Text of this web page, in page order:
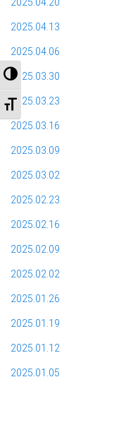
Nagy kontraszt váltása
Betűméret váltása
2025.04.13
2025.04.06
2025.03.30
2025.03.23
2025.03.16
2025.03.09
2025.03.02
2025.02.23
2025.02.16
2025.02.09
2025.02.02
2025.01.26
2025.01.19
2025.01.12
2025.01.05